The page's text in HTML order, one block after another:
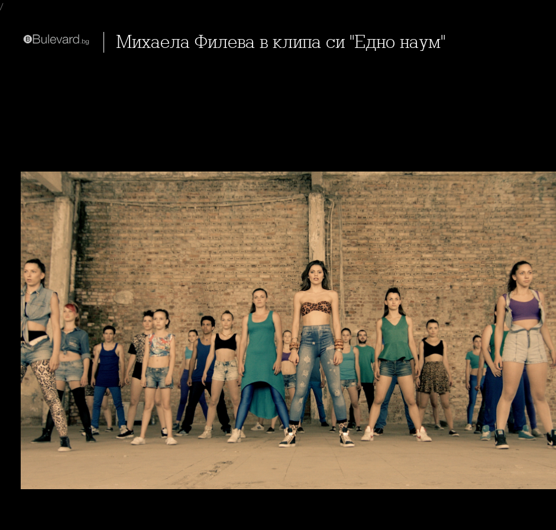
/
Михаела Филева в клипа си "Едно наум"